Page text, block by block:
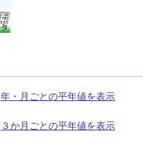
年・月ごとの平年値を表示
３か月ごとの平年値を表示